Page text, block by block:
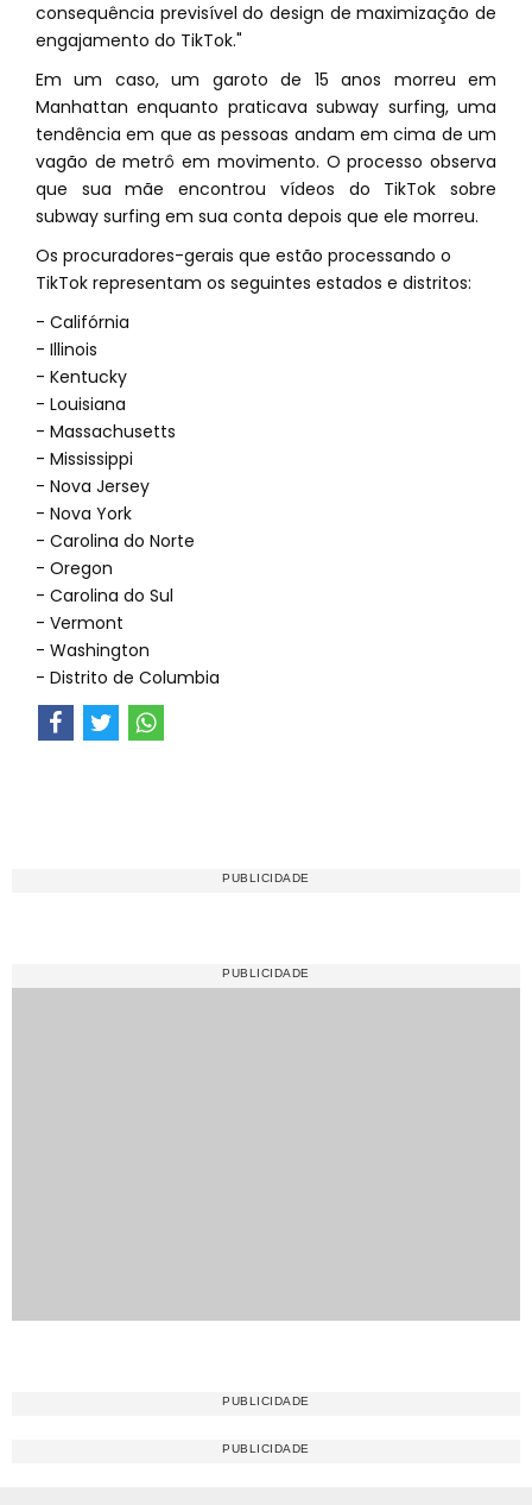
consequência previsível do design de maximização de
engajamento do TikTok."
Em um caso, um garoto de 15 anos morreu em
Manhattan enquanto praticava subway surfing, uma
tendência em que as pessoas andam em cima de um
vagão de metrô em movimento. O processo observa
que sua mãe encontrou vídeos do TikTok sobre
subway surfing em sua conta depois que ele morreu.
Os procuradores-gerais que estão processando o
TikTok representam os seguintes estados e distritos:
- Califórnia
- Illinois
- Kentucky
- Louisiana
- Massachusetts
- Mississippi
- Nova Jersey
- Nova York
- Carolina do Norte
- Oregon
- Carolina do Sul
- Vermont
- Washington
- Distrito de Columbia